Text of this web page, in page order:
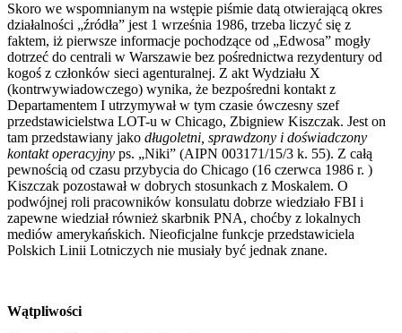
Skoro we wspomnianym na wstępie piśmie datą otwierającą okres
działalności „źródła” jest 1 września 1986, trzeba liczyć się z
faktem, iż pierwsze informacje pochodzące od „Edwosa” mogły
dotrzeć do centrali w Warszawie bez pośrednictwa rezydentury od
kogoś z członków sieci agenturalnej. Z akt Wydziału X
(kontrwywiadowczego) wynika, że bezpośredni kontakt z
Departamentem I utrzymywał w tym czasie ówczesny szef
przedstawicielstwa LOT-u w Chicago, Zbigniew Kiszczak. Jest on
tam przedstawiany jako długoletni, sprawdzony i doświadczony
kontakt operacyjny ps. „Niki” (AIPN 003171/15/3 k. 55). Z całą
pewnością od czasu przybycia do Chicago (16 czerwca 1986 r. )
Kiszczak pozostawał w dobrych stosunkach z Moskalem. O
podwójnej roli pracowników konsulatu dobrze wiedziało FBI i
zapewne wiedział również skarbnik PNA, choćby z lokalnych
mediów amerykańskich. Nieoficjalne funkcje przedstawiciela
Polskich Linii Lotniczych nie musiały być jednak znane.
Wątpliwości